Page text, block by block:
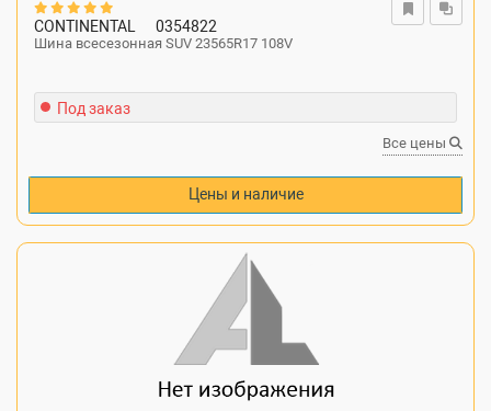
CONTINENTAL 0354822
Шина всесезонная SUV 23565R17 108V
Под заказ
Все цены
Цены и наличие